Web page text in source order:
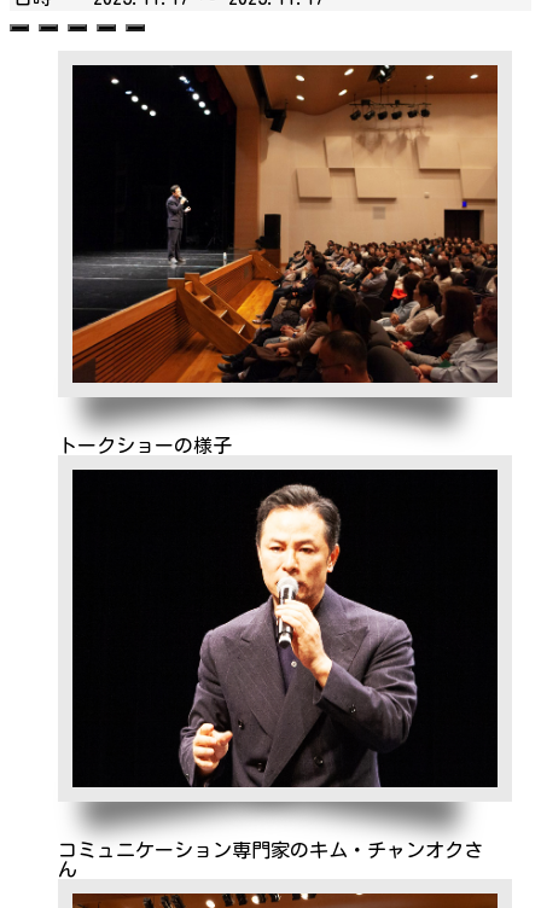
トークショーの様子
コミュニケーション専門家のキム・チャンオクさ
ん